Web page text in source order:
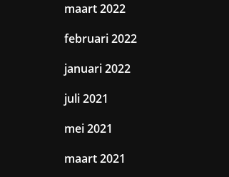
maart 2022
februari 2022
januari 2022
juli 2021
mei 2021
maart 2021